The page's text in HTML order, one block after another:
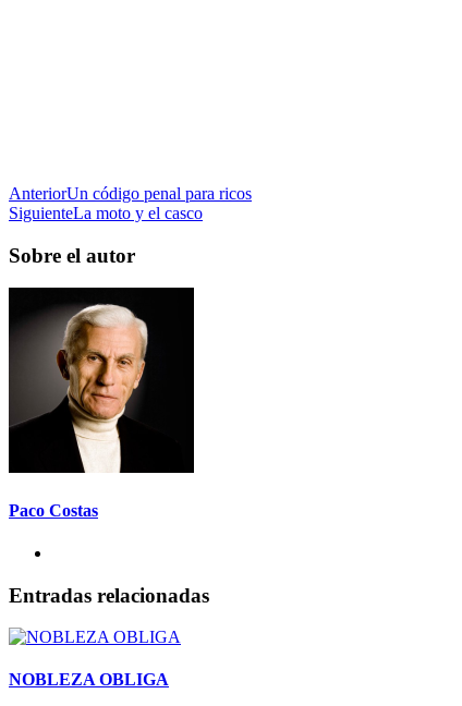
AnteriorUn código penal para ricos
SiguienteLa moto y el casco
Sobre el autor
Paco Costas
Entradas relacionadas
NOBLEZA OBLIGA